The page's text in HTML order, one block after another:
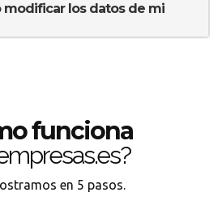
modificar los datos de mi
funciona
en 5 pasos.